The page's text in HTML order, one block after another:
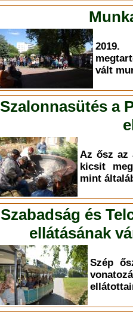
vált
Szalonnasütés a
Az ősz az
kicsit
mint
Szabadság és
ellátásának
Szép